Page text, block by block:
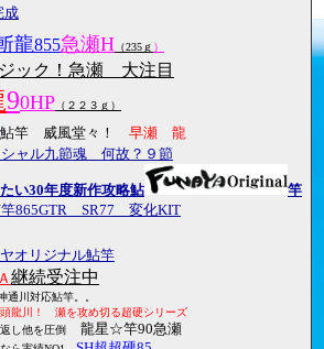
成
龍855急瀬H （235ｇ ）
ック！急瀬 大注目
90HP （２２３ｇ）
鮎竿 威風堂々！ 早瀬 龍
ャル九節魂 何故？９節
い30年度新作攻略鮎 竿
竿865GTR SR77 変化KIT
オリジナル鮎竿
継続受注中
川対応鮎竿。。
龍川！ 瀬を攻め切る超硬シリーズ
し他を圧倒
龍星☆竿90急瀬